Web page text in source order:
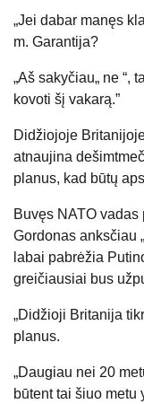
„Jei dabar manęs
m. Garantija?
„Aš sakyčiau„ ne “,
kovoti šį vakarą.”
Didžiojoje
atnaujina
planus, kad būtų
Buvęs NATO
Gordonas anksčiau
labai pabrėžia
greičiausiai bus
„Didžioji Britanija
planus.
„Daugiau nei 20
būtent tai šiuo metu